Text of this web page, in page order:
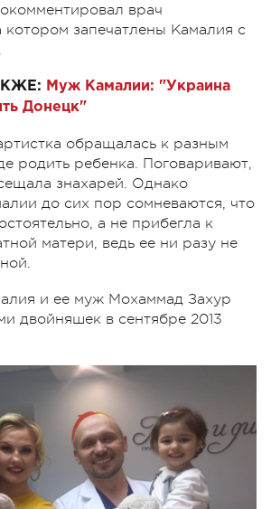
врач
запечатлены Камалия с
Муж Камалии: "Украина
Донецк"
обращалась к разным
родить ребенка. Поговаривают,
знахарей. Однако
до сих пор сомневаются, что
а не прибегла к
матери, ведь ее ни разу не
и ее муж Мохаммад Захур
двойняшек в сентябре 2013